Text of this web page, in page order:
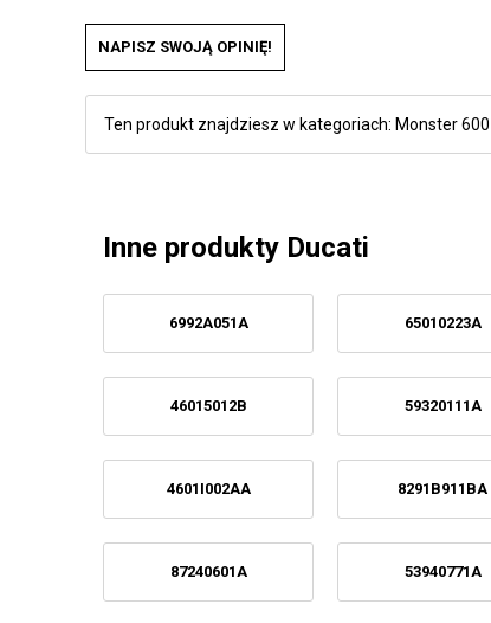
NAPISZ SWOJĄ OPINIĘ!
Ten produkt znajdziesz w kategoriach: Monster 600
Inne produkty Ducati
6992A051A 65010223A
46015012B 59320111A
4601I002AA 8291B911BA
87240601A 53940771A